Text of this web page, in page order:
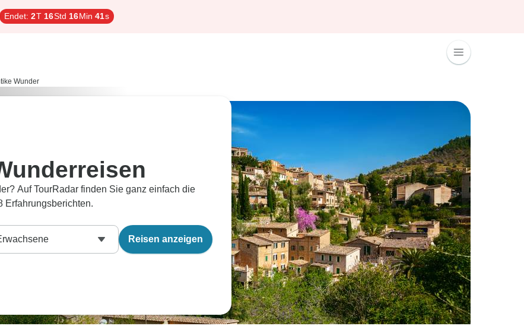
Endet: 2T 16Std 16Min 40s
Wunder
Auf TourRadar finden Sie ganz einfach die
Erfahrungsberichten.
Reisen anzeigen